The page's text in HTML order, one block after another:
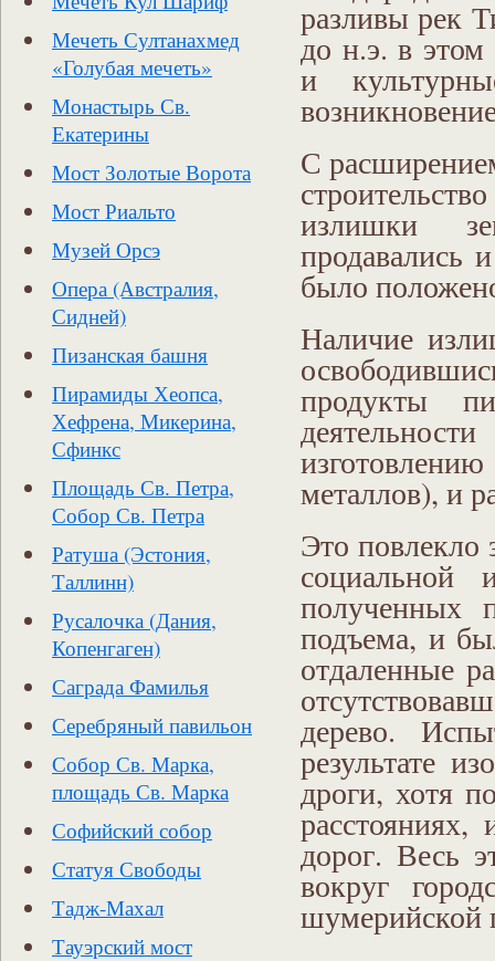
Мечеть Султанахмед
«Голубая мечеть»
Монастырь Св.
Екатерины
Мост Золотые Ворота
Мост Риальто
Музей Орсэ
Опера (Австралия,
Сидней)
Пизанская башня
Пирамиды Хеопса,
Хефрена, Микерина,
Сфинкс
Площадь Св. Петра,
Собор Св. Петра
Ратуша (Эстония,
Таллинн)
Русалочка (Дания,
Копенгаген)
Саграда Фамилья
Серебряный павильон
Собор Св. Марка,
площадь Св. Марка
Софийский собор
Статуя Свободы
Тадж-Махал
Тауэрский мост
разливы рек
до н.э. в
и
С
излишки
продавались
было
Наличие
продукты
металлов), и
Это повлекло
социальной
полученных
подъема, и
отдаленные
дерево.
результате
дроги, хотя
расстояниях,
дорог. Весь
вокруг
шумерийской